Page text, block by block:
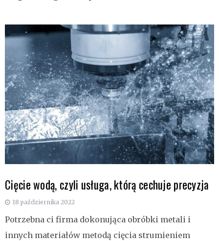
Cięcie wodą, czyli usługa, którą cechuje precyzja
18 października 2022
Potrzebna ci firma dokonująca obróbki metali i
innych materiałów metodą cięcia strumieniem